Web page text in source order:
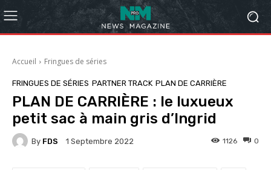
Accueil Fringues de séries
FRINGUES DE SÉRIES PARTNER TRACK PLAN DE CARRIÈRE
PLAN DE CARRIÈRE : le luxueux
petit sac à main gris d’Ingrid
By FDS 1 Septembre 2022 0
1126